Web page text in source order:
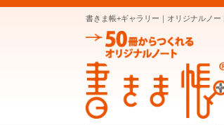
書きま帳+ギャラリー｜オリジナルノー